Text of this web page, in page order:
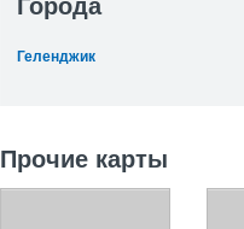
Города
Геленджик
Прочие карты